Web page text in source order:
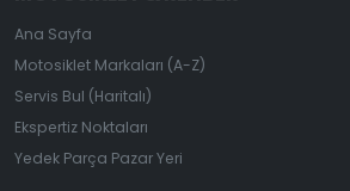
Ana Sayfa
Motosiklet Markaları (A-Z)
Servis Bul (Haritalı)
Ekspertiz Noktaları
Yedek Parça Pazar Yeri